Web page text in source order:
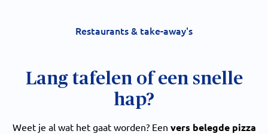
Restaurants & take-away's
Lang tafelen of een snelle
hap?
Weet je al wat het gaat worden? Een vers belegde pizza